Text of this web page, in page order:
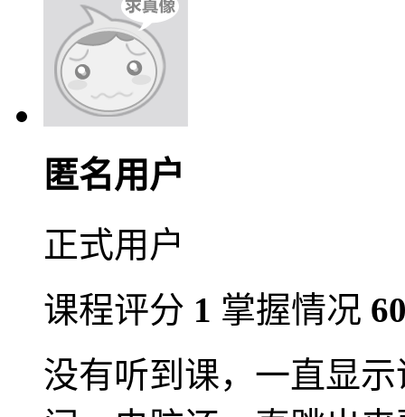
匿名用户
正式用户
课程评分 1 掌握情况
没有听到课，一直显